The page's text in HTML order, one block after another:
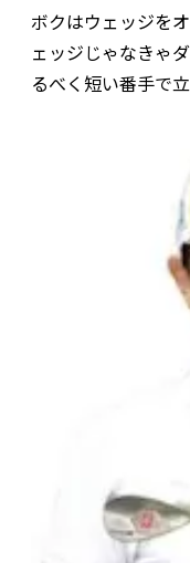
ボクはウェッジを
ェッジじゃなきゃ
るべく短い番手で